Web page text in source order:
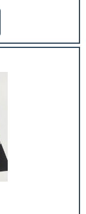
que
embalagens